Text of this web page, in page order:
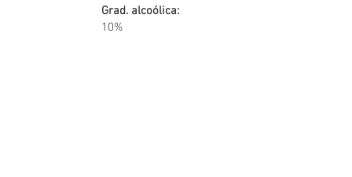
Grad. alcoólica:
10%